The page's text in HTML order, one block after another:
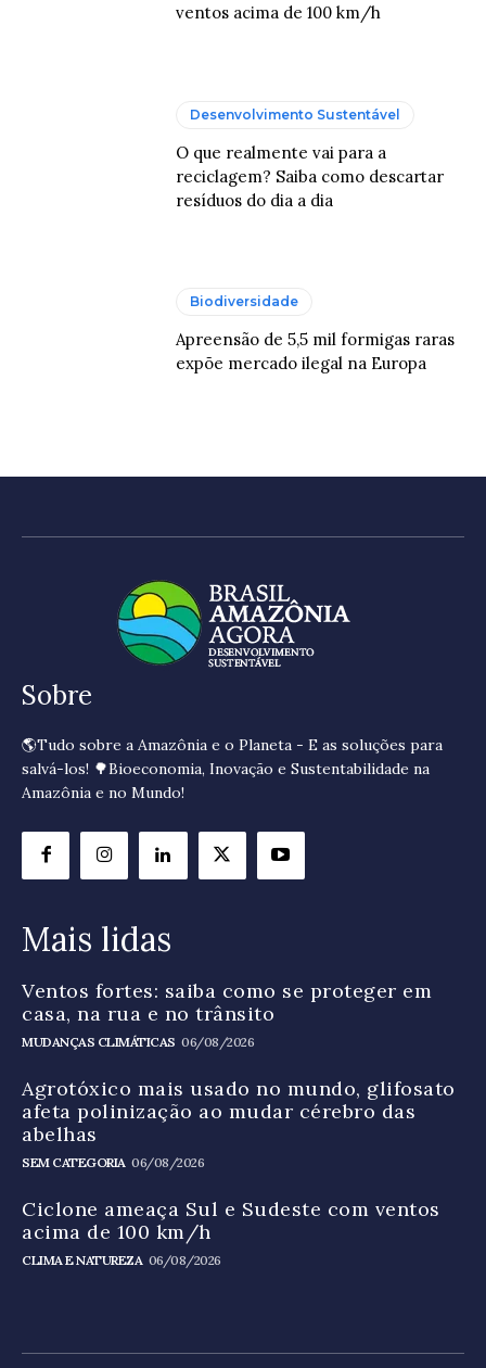
ventos acima de 100 km/h
Desenvolvimento Sustentável
O que realmente vai para a
reciclagem? Saiba como descartar
resíduos do dia a dia
Biodiversidade
Apreensão de 5,5 mil formigas raras
expõe mercado ilegal na Europa
Sobre
🌎Tudo sobre a Amazônia e o Planeta - E as soluções para
salvá-los! 🌳Bioeconomia, Inovação e Sustentabilidade na
Amazônia e no Mundo!
Mais lidas
Ventos fortes: saiba como se proteger em
casa, na rua e no trânsito
MUDANÇAS CLIMÁTICAS 06/08/2026
Agrotóxico mais usado no mundo, glifosato
afeta polinização ao mudar cérebro das
abelhas
SEM CATEGORIA 06/08/2026
Ciclone ameaça Sul e Sudeste com ventos
acima de 100 km/h
CLIMA E NATUREZA 06/08/2026